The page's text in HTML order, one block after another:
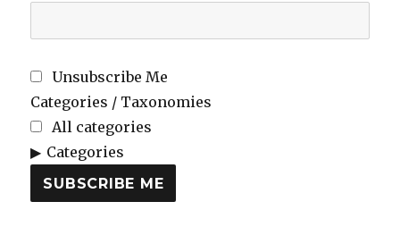
Unsubscribe Me
Categories / Taxonomies
All categories
Categories
SUBSCRIBE ME